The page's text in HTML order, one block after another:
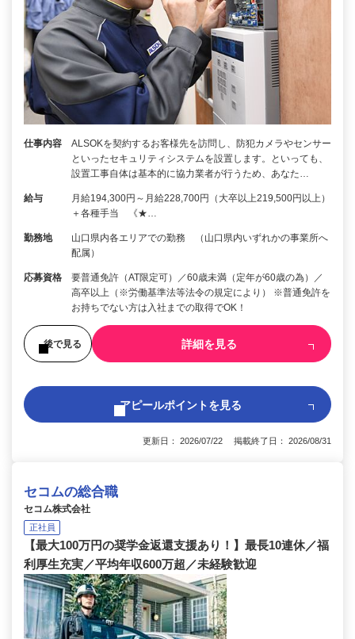
仕事内容
ALSOKを契約するお客様先を訪問し、防犯カメラやセンサー
といったセキュリティシステムを設置します。といっても、
設置工事自体は基本的に協力業者が行うため、あなた…
給与
月給194,300円～月給228,700円（大卒以上219,500円以上）
＋各種手当 《★…
勤務地
山口県内各エリアでの勤務 （山口県内いずれかの事業所へ
配属）
応募資格
要普通免許（AT限定可）／60歳未満（定年が60歳の為）／
高卒以上（※労働基準法等法令の規定により） ※普通免許を
お持ちでない方は入社までの取得でOK！
後で見る 詳細を見る
アピールポイントを見る
更新日： 2026/07/22 掲載終了日： 2026/08/31
セコムの総合職
セコム株式会社
正社員
【最大100万円の奨学金返還支援あり！】最長10連休／福
利厚生充実／平均年収600万超／未経験歓迎